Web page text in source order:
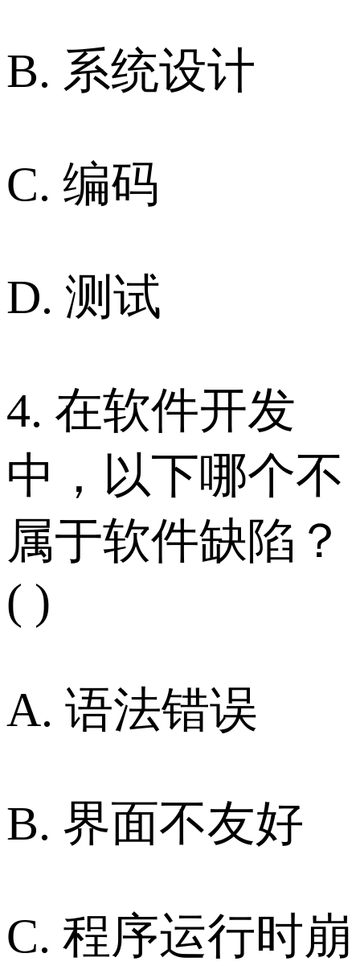
B. 系统设计
C. 编码
D. 测试
4. 在软件开发
中，以下哪个不
属于软件缺陷？
( )
A. 语法错误
B. 界面不友好
C. 程序运行时崩